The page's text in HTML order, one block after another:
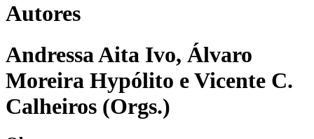
Autores
Andressa Aita Ivo, Álvaro
Moreira Hypólito e Vicente C.
Calheiros (Orgs.)